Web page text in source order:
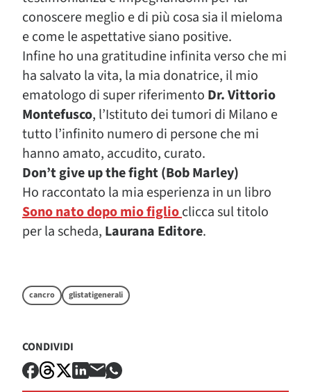
conoscere meglio e di più cosa sia il mieloma
e come le aspettative siano positive.
Infine ho una gratitudine infinita verso che mi
ha salvato la vita, la mia donatrice, il mio
ematologo di super riferimento Dr. Vittorio
Montefusco, l’Istituto dei tumori di Milano e
tutto l’infinito numero di persone che mi
hanno amato, accudito, curato.
Don’t give up the fight (Bob Marley)
Ho raccontato la mia esperienza in un libro
Sono nato dopo mio figlioclicca sul titolo
per la scheda, Laurana Editore.
cancro glistatigenerali
CONDIVIDI